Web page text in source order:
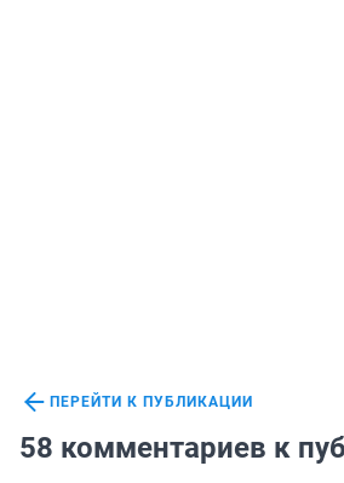
ПЕРЕЙТИ К ПУБЛИКАЦИИ
58 комментариев к